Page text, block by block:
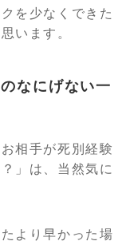
を少なくできた
います。
なにげない一
相手が死別経験
」は、当然気に
より早かった場